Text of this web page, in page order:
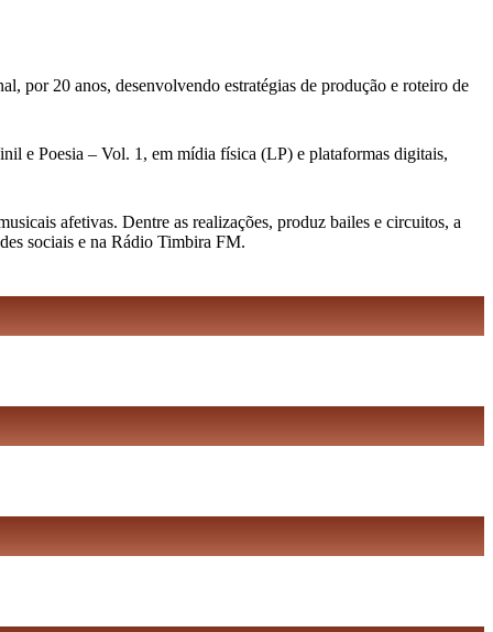
por 20 anos, desenvolvendo estratégias de produção e roteiro de
e Poesia – Vol. 1, em mídia física (LP) e plataformas digitais,
afetivas. Dentre as realizações, produz bailes e circuitos, a
sociais e na Rádio Timbira FM.